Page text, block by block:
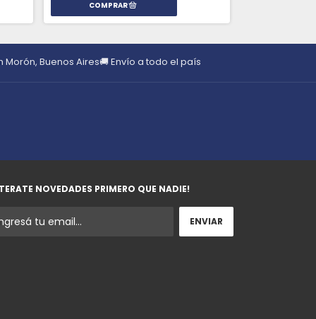
Morón, Buenos Aires🚚 Envío a todo el país
NOVEDADES PRIMERO QUE NADIE!